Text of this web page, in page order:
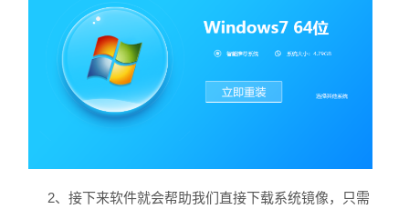
2、接下来软件就会帮助我们直接下载系统镜像，只需